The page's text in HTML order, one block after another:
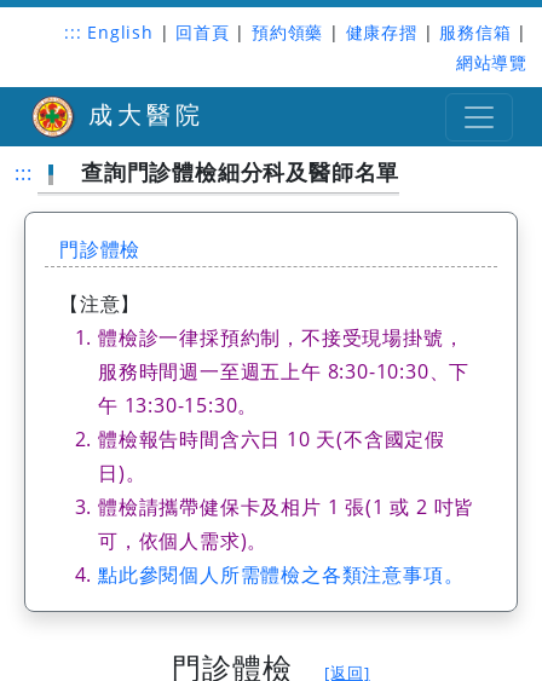
::: English | 回首頁 | 預約領藥 | 健康存摺 | 服務信箱 |
網站導覽
成大醫院
::: 查詢門診體檢細分科及醫師名單
門診體檢
【注意】
體檢診一律採預約制，不接受現場掛號，
服務時間週一至週五上午 8:30-10:30、下
午 13:30-15:30。
體檢報告時間含六日 10 天(不含國定假
日)。
體檢請攜帶健保卡及相片 1 張(1 或 2 吋皆
可，依個人需求)。
點此參閱個人所需體檢之各類注意事項。
門診體檢 [返回]